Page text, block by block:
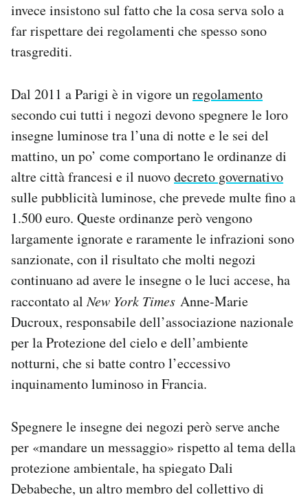
invece insistono sul fatto che la cosa serva solo a
far rispettare dei regolamenti che spesso sono
trasgrediti.
Dal 2011 a Parigi è in vigore unregolamento
secondo cui tutti i negozi devono spegnere le loro
insegne luminose tra l’una di notte e le sei del
mattino, un po’ come comportano le ordinanze di
altre città francesi e il nuovodecreto governativo
sulle pubblicità luminose, che prevede multe fino a
1.500 euro. Queste ordinanze però vengono
largamente ignorate e raramente le infrazioni sono
sanzionate, con il risultato che molti negozi
continuano ad avere le insegne o le luci accese, ha
raccontato alNew York Times Anne-Marie
Ducroux, responsabile dell’associazione nazionale
per la Protezione del cielo e dell’ambiente
notturni, che si batte contro l’eccessivo
inquinamento luminoso in Francia.
Spegnere le insegne dei negozi però serve anche
per «mandare un messaggio» rispetto al tema della
protezione ambientale, ha spiegato Dali
Debabeche, un altro membro del collettivo di